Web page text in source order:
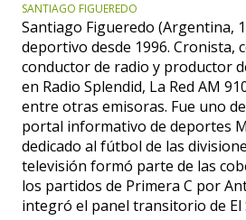
SANTIAGO FIGUEREDO
Santiago Figueredo (Argentina,
deportivo desde 1996. Cronista,
conductor de radio y productor
en Radio Splendid, La Red AM
entre otras emisoras. Fue uno
portal informativo de deportes
dedicado al fútbol de las
televisión formó parte de las
los partidos de Primera C por
integró el panel transitorio de El